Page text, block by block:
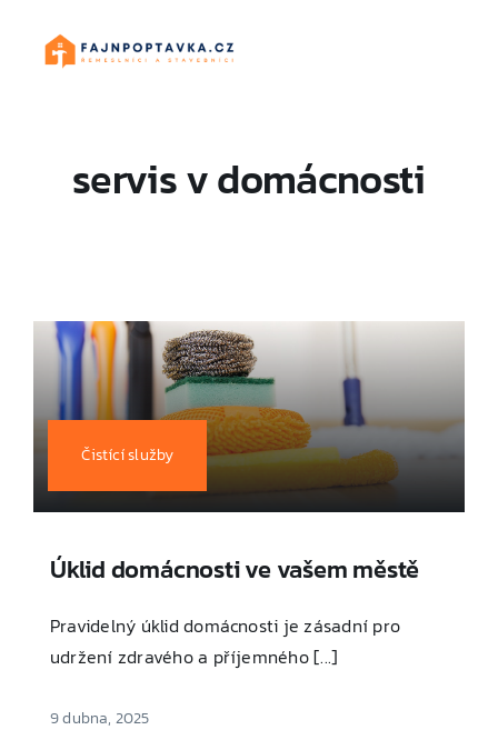
servis v domácnosti
Čistící služby
Úklid domácnosti ve vašem městě
Pravidelný úklid domácnosti je zásadní pro
udržení zdravého a příjemného [...]
9 dubna, 2025